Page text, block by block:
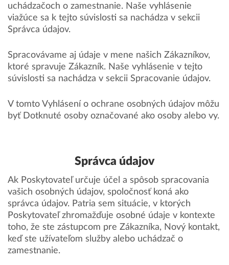
uchádzačoch o zamestnanie. Naše vyhlásenie
viažúce sa k tejto súvislosti sa nachádza v sekcii
Správca údajov.
Spracovávame aj údaje v mene našich Zákazníkov,
ktoré spravuje Zákazník. Naše vyhlásenie v tejto
súvislosti sa nachádza v sekcii Spracovanie údajov.
V tomto Vyhlásení o ochrane osobných údajov môžu
byť Dotknuté osoby označované ako osoby alebo vy.
Správca údajov
Ak Poskytovateľ určuje účel a spôsob spracovania
vašich osobných údajov, spoločnosť koná ako
správca údajov. Patria sem situácie, v ktorých
Poskytovateľ zhromažďuje osobné údaje v kontexte
toho, že ste zástupcom pre Zákazníka, Nový kontakt,
keď ste užívateľom služby alebo uchádzač o
zamestnanie.